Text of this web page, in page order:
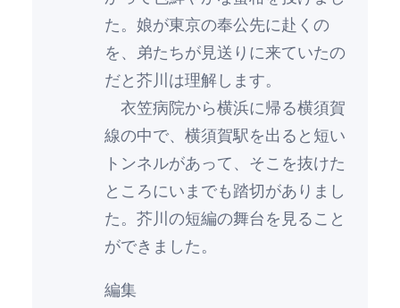
た。娘が東京の奉公先に赴くの
を、弟たちが見送りに来ていたの
だと芥川は理解します。
衣笠病院から横浜に帰る横須賀
線の中で、横須賀駅を出ると短い
トンネルがあって、そこを抜けた
ところにいまでも踏切がありまし
た。芥川の短編の舞台を見ること
ができました。
編集